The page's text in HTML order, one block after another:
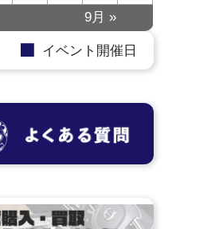
9月 »
イベント開催日